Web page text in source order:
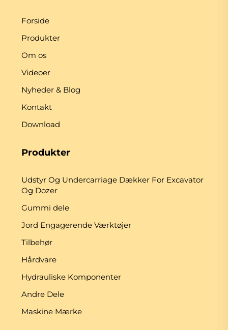
Forside
Produkter
Om os
Videoer
Nyheder & Blog
Kontakt
Download
Produkter
Udstyr Og Undercarriage Dækker For Excavator
Og Dozer
Gummi dele
Jord Engagerende Værktøjer
Tilbehør
Hårdvare
Hydrauliske Komponenter
Andre Dele
Maskine Mærke